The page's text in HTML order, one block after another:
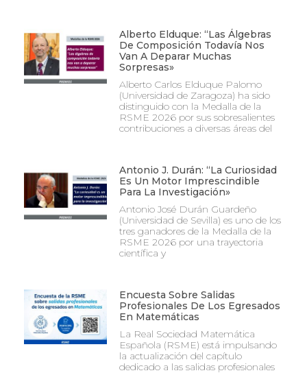
Alberto Elduque: “Las Álgebras
De Composición Todavía Nos
Van A Deparar Muchas
Sorpresas»
Alberto Carlos Elduque Palomo
(Universidad de Zaragoza) ha sido
distinguido con la Medalla de la
RSME 2026 por sus sobresalientes
contribuciones a diversas áreas del
Antonio J. Durán: “La Curiosidad
Es Un Motor Imprescindible
Para La Investigación»
Antonio José Durán Guardeño
(Universidad de Sevilla) es uno de los
tres ganadores de la Medalla de la
RSME 2026 por una trayectoria
científica y
Encuesta Sobre Salidas
Profesionales De Los Egresados
En Matemáticas
La Real Sociedad Matemática
Española (RSME) está impulsando
la actualización del capítulo
dedicado a las salidas profesionales